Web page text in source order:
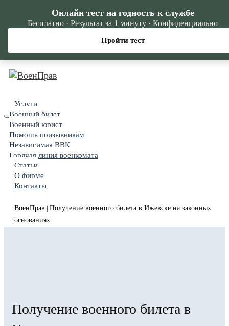
Услуги
Военный билет
Военный юрист
Помощь призывникам
Независимая ВВК
Горячая линия военкомата
Статьи
О фирме
Контакты
ВоенПрав
Получение военного билета в Ижевске на законных
основаниях
Получение военного билета в
Онлайн тест на годность к службе
Бесплатно · Результат за 1 минуту · Конфиденциально
Пройти тест